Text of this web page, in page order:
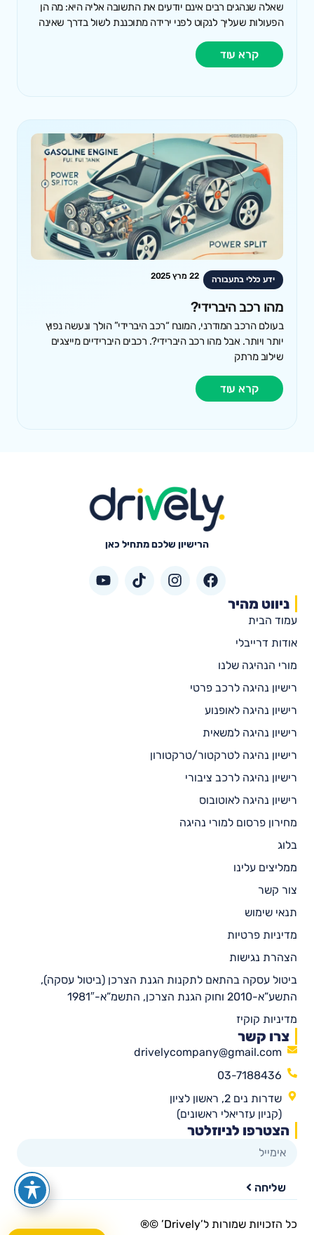
שאלה שנהגים רבים אינם יודעים את התשובה אליה היא: מה הן
הפעולות שעליך לנקוט לפני ירידה מתוכננת לשול בדרך שאינה
קרא עוד
ידע כללי בתעבורה 22 מרץ 2025
מהו רכב היברידי?
בעולם הרכב המודרני, המונח “רכב היברידי” הולך ונעשה נפוץ
יותר ויותר. אבל מהו רכב היברידי?. רכבים היברידיים מייצגים
שילוב מרתק
קרא עוד
הרישיון שלכם מתחיל כאן
ניווט מהיר
עמוד הבית
אודות דרייבלי
מורי הנהיגה שלנו
רישיון נהיגה לרכב פרטי
רישיון נהיגה לאופנוע
רישיון נהיגה למשאית
רישיון נהיגה לטרקטור/טרקטורון
רישיון נהיגה לרכב ציבורי
רישיון נהיגה לאוטובוס
מחירון פרסום למורי נהיגה
בלוג
ממליצים עלינו
צור קשר
תנאי שימוש
מדיניות פרטיות
הצהרת נגישות
ביטול עסקה בהתאם לתקנות הגנת הצרכן (ביטול עסקה),
התשע”א-2010 וחוק הגנת הצרכן, התשמ”א-1981″
מדיניות קוקיז
צרו קשר
drivelycompany@gmail.com
03-7188436
שדרות נים 2, ראשון לציון
(קניון עזריאלי ראשונים)
הצטרפו לניוזלטר
שליחה
כל הזכויות שמורות ל’Drively’ ©®​